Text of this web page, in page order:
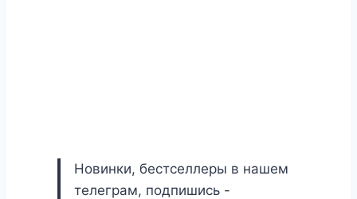
Новинки, бестселлеры в нашем
телеграм, подпишись -